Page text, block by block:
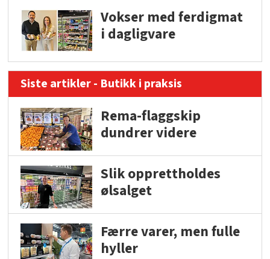
Vokser med ferdigmat
i dagligvare
Siste artikler - Butikk i praksis
Rema-flaggskip
dundrer videre
Slik opprettholdes
ølsalget
Færre varer, men fulle
hyller